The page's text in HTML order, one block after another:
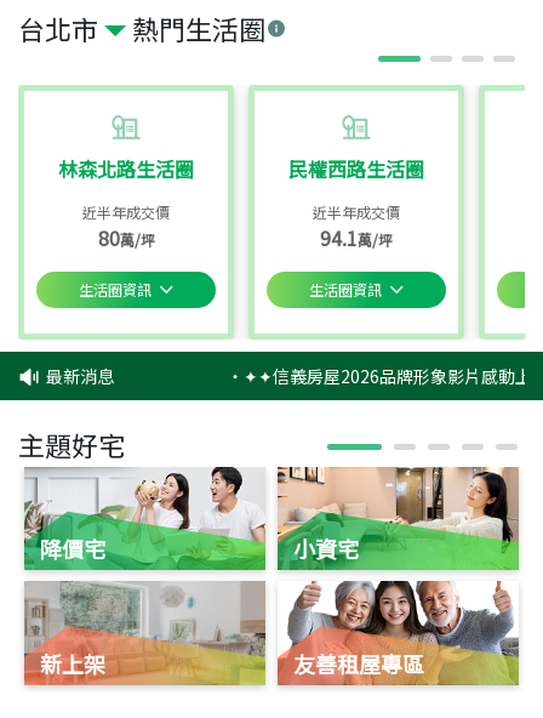
台北市 熱門生活圈
林森北路生活圈
近半年成交價
80萬/坪
生活圈資訊
民權西路生活圈
近半年成交價
94.1萬/坪
生活圈資訊
最新消息 ‧✦✦信義房屋2026品牌形象影片感動上
主題好宅
降價宅
新上架
小資宅
友善租屋專區